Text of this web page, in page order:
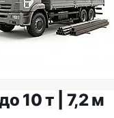
10 т | 7,2 м